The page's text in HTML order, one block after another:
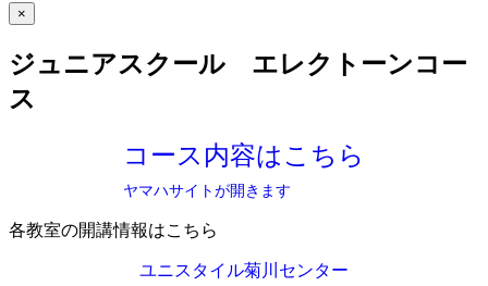
×
ジュニアスクール エレクトーンコー
ス
コース内容はこちら
ヤマハサイトが開きます
各教室の開講情報はこちら
ユニスタイル菊川センター